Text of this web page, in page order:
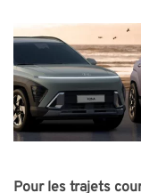
Pour les trajets